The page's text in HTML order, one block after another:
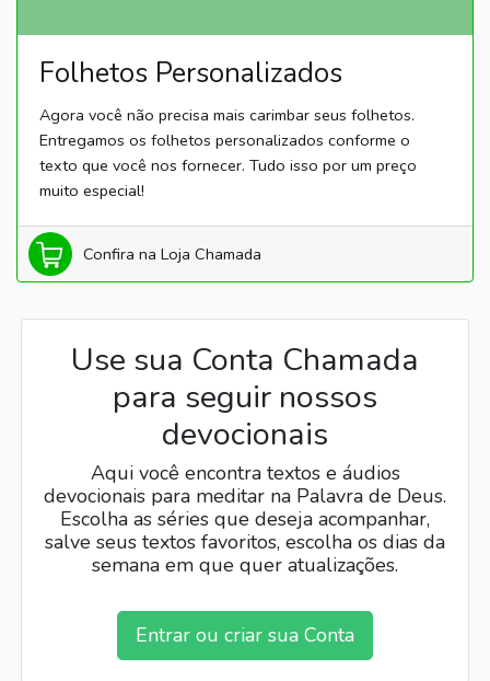
Folhetos Personalizados
Agora você não precisa mais carimbar seus folhetos.
Entregamos os folhetos personalizados conforme o
texto que você nos fornecer. Tudo isso por um preço
muito especial!
Confira na Loja Chamada
Use sua Conta Chamada
para seguir nossos
devocionais
Aqui você encontra textos e áudios
devocionais para meditar na Palavra de Deus.
Escolha as séries que deseja acompanhar,
salve seus textos favoritos, escolha os dias da
semana em que quer atualizações.
Entrar ou criar sua Conta